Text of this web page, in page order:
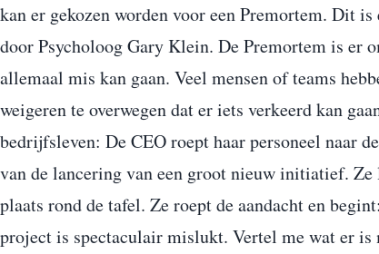
kan er gekozen worden voor een Premortem. Dit
door Psycholoog Gary Klein. De Premortem is er
allemaal mis kan gaan. Veel mensen of teams
weigeren te overwegen dat er iets verkeerd kan
bedrijfsleven: De CEO roept haar personeel naar
van de lancering van een groot nieuw initiatief. Ze
plaats rond de tafel. Ze roept de aandacht en
project is spectaculair mislukt. Vertel me wat er is